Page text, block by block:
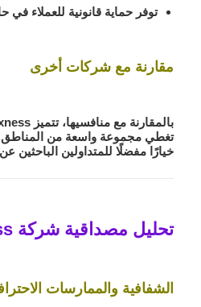
توفر حماية قانونية للعملاء
مقارنة مع شركات أخرى
تغطي مجموعة واسعة من المناطق
خيارًا مفضلًا للمتداولين
تحليل مصداقية شركة Exness
الشفافية والممارسات